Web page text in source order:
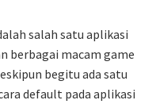
salah satu aplikasi
berbagai macam game
begitu ada satu
default pada aplikasi